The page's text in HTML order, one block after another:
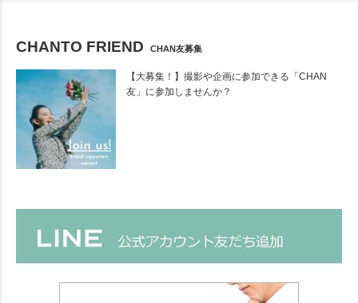
CHANTO FRIEND CHAN友募集
【大募集！】撮影や企画に参加できる「CHAN
友」に参加しませんか？